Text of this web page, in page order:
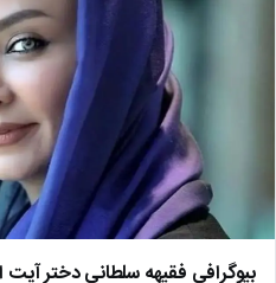
بیوگرافی فقیهه سلطانی دختر آیت